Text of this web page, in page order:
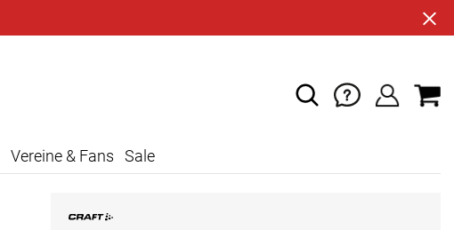
Vereine & Fans Sale